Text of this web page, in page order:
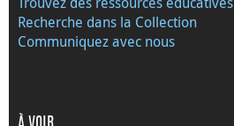
Recherche dans la Collection
Communiquez avec nous